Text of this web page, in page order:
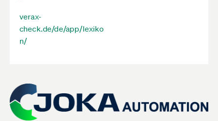
verax-
check.de/de/app/lexiko
n/